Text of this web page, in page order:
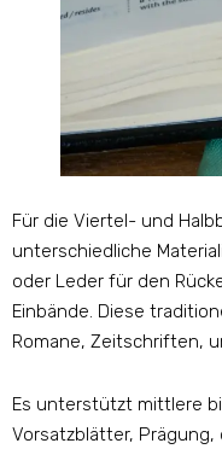
Für die Viertel- und
unterschiedliche
oder Leder für den
Einbände. Diese
Romane, Zeitschriften,
Es unterstützt mittlere
Vorsatzblätter, Prägung,